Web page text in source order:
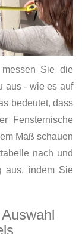
Sie die
aus - wie es auf
bedeutet, dass
Fensternische
Maß schauen
nach und
aus, indem Sie